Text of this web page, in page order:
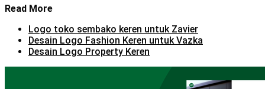
Read More
Logo toko sembako keren untuk Zavier
Desain Logo Fashion Keren untuk Vazka
Desain Logo Property Keren